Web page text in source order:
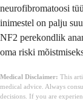
neurofibromatoosi
inimestel on palju
NF2 perekondlik
oma riski
Medical Disclaimer: This
medical advice. Always
decisions. If you are